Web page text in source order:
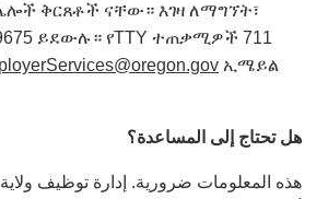
ቅርጸቶች ናቸው። እገዛ ለማግኘት፣
9675 ይደውሉ። የTTY ተጠቃሚዎች 711
ኢሜይል
هل تحتاج إلى المساعدة؟
هذه المعلومات ضرورية. إدارة توظيف ولاية